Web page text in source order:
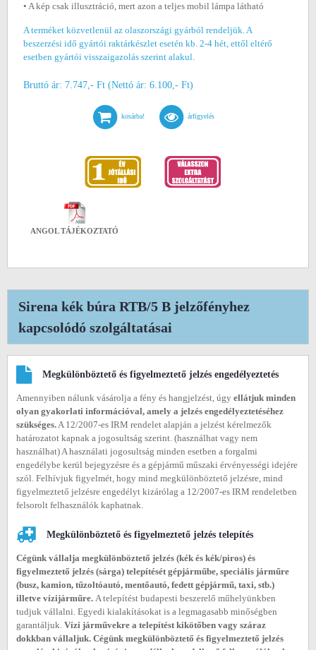
• A kép csak illusztráció, mert azon a teljes mobil lámpa látható
A terméket közvetlenül az olaszországi gyárból rendeljük. A
beszerzési idő gyártói raktárkészlet esetén kb. 2-4 hét, ettől eltérő
esetben gyártói visszaigazolás szerint alakul.
Bruttó ár: 7.747,- Ft (Nettó ár: 6.100,- Ft)
kosárba! árfigyelés
ANGOL TÁJÉKOZTATÓ
Sirena kék búra RTB/5 B jelzőfényhez
kapcsolódó szolgáltatásai
Megkülönböztető és figyelmeztető jelzés engedélyeztetés
Amennyiben nálunk vásárolja a fény és hangjelzést, úgy ellátjuk minden
olyan gyakorlati információval, amely a jelzés engedélyeztetéséhez
szükséges.A 12/2007-es IRM rendelet alapján a jelzést kérelmezők
határozatot kapnak a jogosultság szerint. (használhat vagy nem
használhat) A használati jogosultság minden esetben a forgalmi
engedélybe kerül bejegyzésre és a gépjármű műszaki érvényességi idejére
szól. Felhívjuk figyelmét, hogy mind megkülönböztető jelzésre, mind
figyelmeztető jelzésre engedélyt kizárólag a 12/2007-es IRM rendeletben
felsorolt felhasználók kaphatnak.
Megkülönböztető és figyelmeztető jelzés telepítés
Cégünk vállalja megkülönböztető jelzés (kék és kék/piros) és
figyelmeztető jelzés (sárga) telepítését gépjárműbe, speciális járműre
(busz, kamion, tűzoltóautó, mentőautó, fedett gépjármű, taxi, stb.)
illetve vízijárműre. A telepítést budapesti beszerelő műhelyünkben
tudjuk vállalni. Egyedi kialakításokat is a legmagasabb minőségben
garantáljuk. Vízi járművekre a telepítést kikötőben vagy száraz
dokkban vállaljuk. Cégünk megkülönböztető és figyelmeztető jelzés